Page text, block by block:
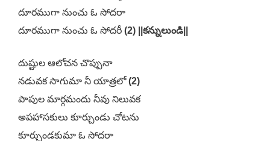
దూరముగా నుంచు ఓ సోదరా
దూరముగా నుంచు ఓ సోదరీ (2) ||కన్నులుండి||
దుష్టుల ఆలోచన చొప్పునా
నడువక సాగుమా నీ యాత్రలో(2)
పాపుల మార్గమందు నీవు నిలువక
అపహాసకులు కూర్చుండు చోటను
కూర్చుండకుమా ఓ సోదరా